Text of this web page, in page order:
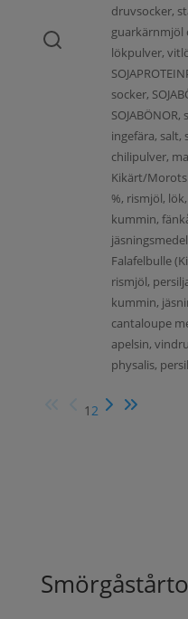
druvsocker,
guarkärnmjöl
lökpulver,
socker,
ingefära,
chilipulver,
Kikärt/
%, rismjöl,
kummin,
Falafelbulle
rismjöl,
kummin,
cantaloupe
apelsin,
physalis,
1 2